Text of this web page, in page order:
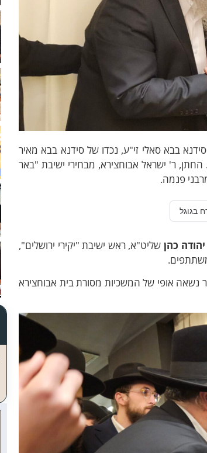
בבא סאלי זי"ע, נכדו של סידנא בבא מאיר
ר' ישראל אבוחצירא, מבחירי ישיבת "באר
פנמה.
בגוגל
יהודה כהן שליט"א, ראש ישיבת "יקירי ירושלים",
נשאה אופי של המשכיות מסורת בית אבוחצירא